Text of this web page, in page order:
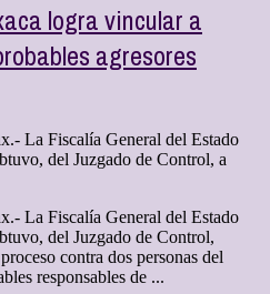
logra vincular a
agresores
La Fiscalía General del Estado
del Juzgado de Control, a
La Fiscalía General del Estado
del Juzgado de Control,
contra dos personas del
responsables de ...